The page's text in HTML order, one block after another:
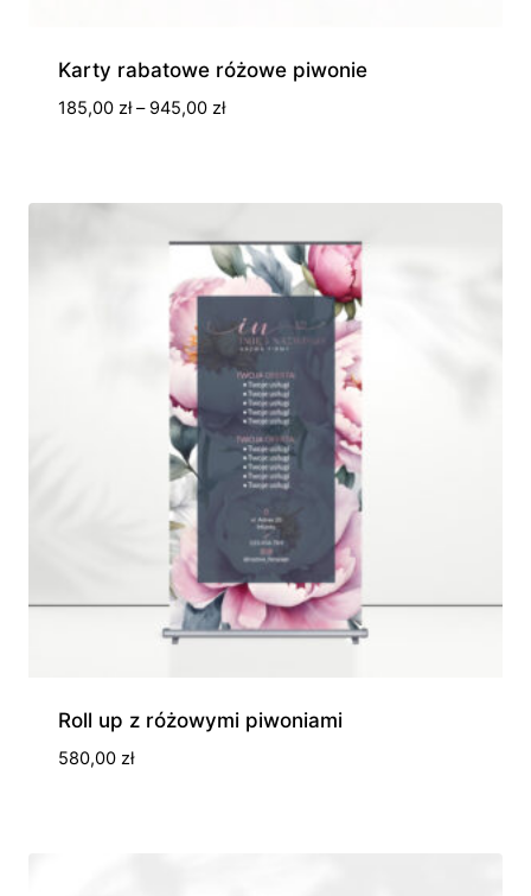
Karty rabatowe różowe piwonie
185,00 zł – 945,00 złZakres
945,00 zł
Roll up z różowymi piwoniami
580,00 zł